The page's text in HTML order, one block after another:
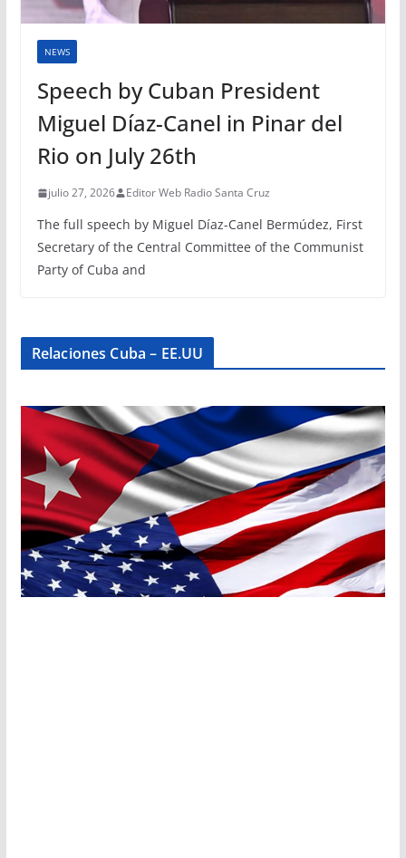
NEWS
Speech by Cuban President
Miguel Díaz-Canel in Pinar del
Rio on July 26th
julio 27, 2026 Editor Web Radio Santa Cruz
The full speech by Miguel Díaz-Canel Bermúdez, First
Secretary of the Central Committee of the Communist
Party of Cuba and
Relaciones Cuba – EE.UU